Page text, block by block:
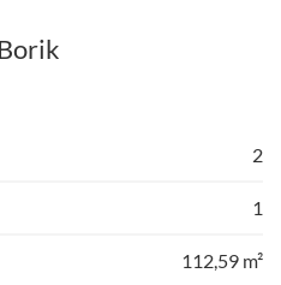
2
1
112,59 m²